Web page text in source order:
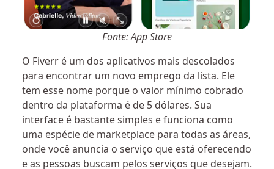
Fonte: App Store
O Fiverr é um dos aplicativos mais descolados
para encontrar um novo emprego da lista. Ele
tem esse nome porque o valor mínimo cobrado
dentro da plataforma é de 5 dólares. Sua
interface é bastante simples e funciona como
uma espécie de marketplace para todas as áreas,
onde você anuncia o serviço que está oferecendo
e as pessoas buscam pelos serviços que desejam.